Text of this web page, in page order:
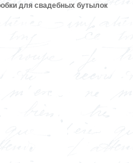
для свадебных бутылок